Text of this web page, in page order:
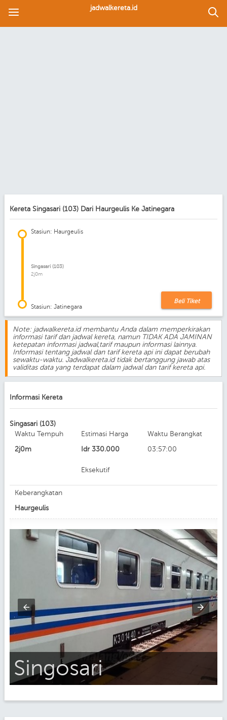
jadwalkereta.id
Kereta Singasari (103) Dari Haurgeulis Ke Jatinegara
Stasiun: Haurgeulis
Singasari (103)
2j0m
Stasiun: Jatinegara
Beli Tiket
Note: jadwalkereta.id membantu Anda dalam memperkirakan
informasi tarif dan jadwal kereta, namun TIDAK ADA JAMINAN
ketepatan informasi jadwal,tarif maupun informasi lainnya.
Informasi tentang jadwal dan tarif kereta api ini dapat berubah
sewaktu-waktu. Jadwalkereta.id tidak bertanggung jawab atas
validitas data yang terdapat dalam jadwal dan tarif kereta api.
Informasi Kereta
Singasari (103)
Waktu Tempuh
2j0m
Estimasi Harga
Idr 330.000
Eksekutif
Waktu Berangkat
03:57:00
Keberangkatan
Haurgeulis
Singosari